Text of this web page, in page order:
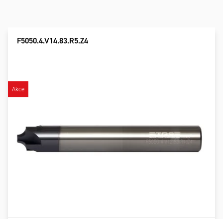
Akce
F5050.4.V14.83.R5.Z4